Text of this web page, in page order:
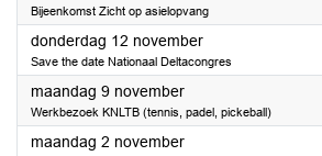
Bijeenkomst Zicht op asielopvang
donderdag 12 november2026
Save the date Nationaal Deltacongres
maandag 9 november2026
Werkbezoek KNLTB (tennis, padel, pickeball)
maandag 2 november2026